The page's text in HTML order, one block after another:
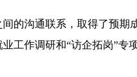
的沟通联系，取得了预期
工作调研和“访企拓岗”专